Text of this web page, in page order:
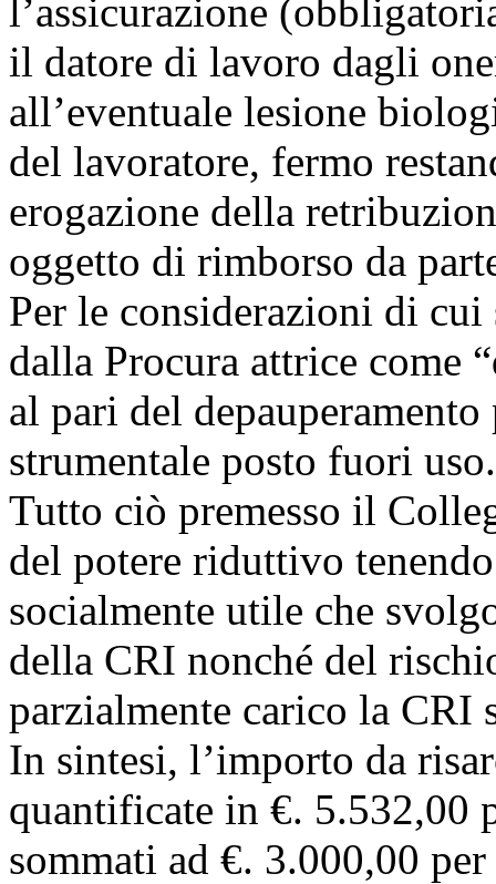
l’assicurazione
il datore di lavoro dagli
all’eventuale lesione
del lavoratore, fermo
erogazione della
oggetto di rimborso da
Per le considerazioni di
dalla Procura attrice come
al pari del
strumentale posto fuori uso.
Tutto ciò premesso il
del potere riduttivo
socialmente utile che
della CRI nonché del
parzialmente carico la CRI
In sintesi, l’importo da
quantificate in €. 5.532,00
sommati ad €. 3.000,00